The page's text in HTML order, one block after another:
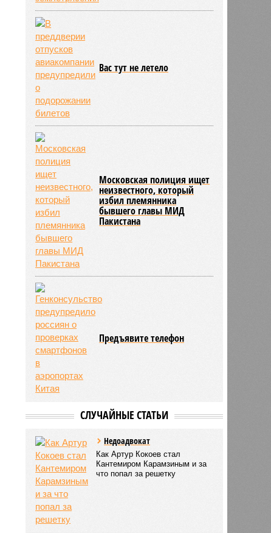
Вас тут не летело
Московская полиция ищет
неизвестного, который
избил племянника
бывшего главы МИД
Пакистана
Предъявите телефон
СЛУЧАЙНЫЕ СТАТЬИ
Недоадвокат
Как Артур Кокоев стал
Кантемиром Карамзиным и за
что попал за решетку